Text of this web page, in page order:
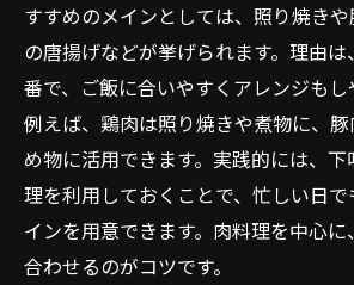
すすめのメインとしては、照り焼き
の唐揚げなどが挙げられます。理由
番で、ご飯に合いやすくアレンジもし
例えば、鶏肉は照り焼きや煮物に、
め物に活用できます。実践的には、
理を利用しておくことで、忙しい日
インを用意できます。肉料理を中心
合わせるのがコツです。